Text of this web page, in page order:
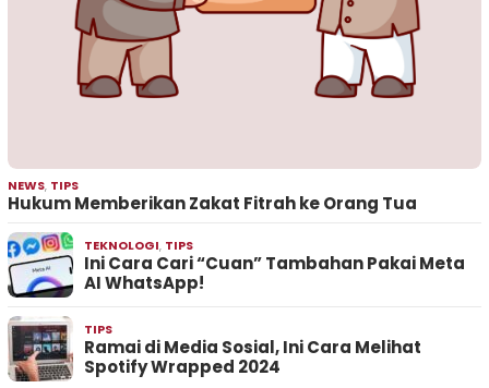
NEWS, TIPS
Hukum Memberikan Zakat Fitrah ke Orang Tua
TEKNOLOGI, TIPS
Ini Cara Cari “Cuan” Tambahan Pakai Meta
AI WhatsApp!
TIPS
Ramai di Media Sosial, Ini Cara Melihat
Spotify Wrapped 2024